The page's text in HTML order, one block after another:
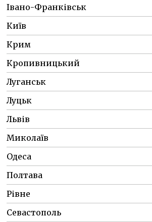
Івано-Франківськ
Київ
Крим
Кропивницький
Луганськ
Луцьк
Львів
Миколаїв
Одеса
Полтава
Рівне
Севастополь